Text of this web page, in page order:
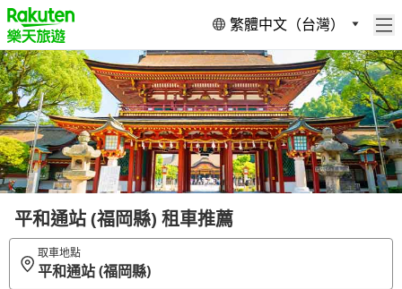
繁體中文（台灣）
平和通站 (福岡縣) 租車推薦
取車地點
平和通站 (福岡縣)